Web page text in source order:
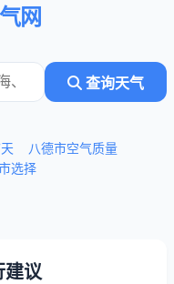
网
查询天气
八德市空气质量
选择
建议